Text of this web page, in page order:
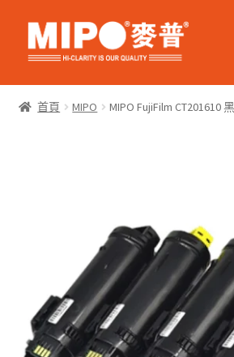
Skip
to
Skip
to
網上購物
首頁 MIPO MIPO FujiFilm CT201610